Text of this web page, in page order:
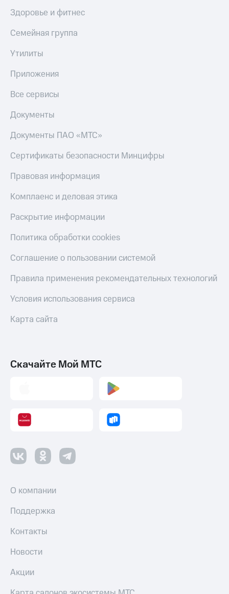
Здоровье и фитнес
Семейная группа
Утилиты
Приложения
Все сервисы
Документы
Документы ПАО «МТС»
Сертификаты безопасности Минцифры
Правовая информация
Комплаенс и деловая этика
Раскрытие информации
Политика обработки cookies
Соглашение о пользовании системой
Правила применения рекомендательных технологий
Условия использования сервиса
Карта сайта
Скачайте Мой МТС
О компании
Поддержка
Контакты
Новости
Акции